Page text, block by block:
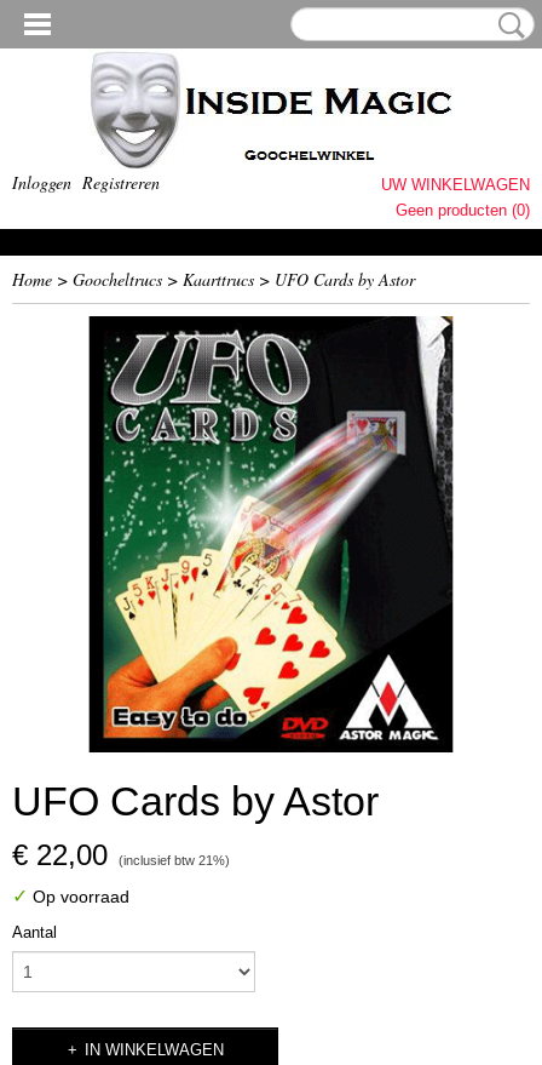
Inloggen Registreren
UW WINKELWAGEN
Geen producten (0)
Home > Goocheltrucs > Kaarttrucs > UFO Cards by Astor
UFO Cards by Astor
€ 22,00 (inclusief btw 21%)
✓ Op voorraad
Aantal
IN WINKELWAGEN